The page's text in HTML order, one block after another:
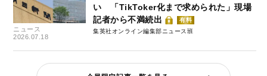
ニュース
2026.07.18
い 「TikToker化まで求められた」現場
記者から不満続出
有料
集英社オンライン編集部ニュース班